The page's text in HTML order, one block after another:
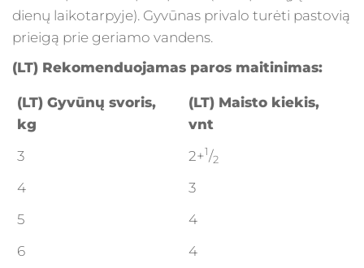
dienų laikotarpyje). Gyvūnas privalo turėti pastovią
prieigą prie geriamo vandens.
(LT) Rekomenduojamas paros maitinimas:
(LT) Gyvūnų svoris,
kg
(LT) Maisto kiekis,
vnt
3
2+1/2
4
3
5
4
6
4